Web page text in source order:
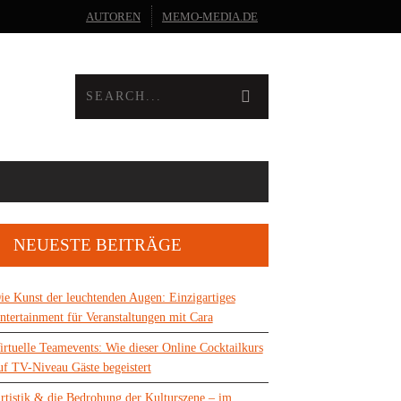
AUTOREN MEMO-MEDIA.DE
NEUESTE BEITRÄGE
Kunst der leuchtenden Augen: Einzigartiges
für Veranstaltungen mit Cara
Teamevents: Wie dieser Online Cocktailkurs
TV-Niveau Gäste begeistert
& die Bedrohung der Kulturszene – im